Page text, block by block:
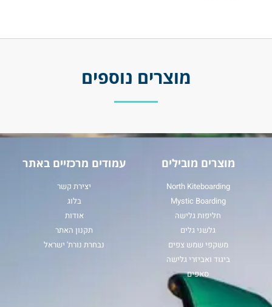
מוצרים נוספים
מוצרים מובילים
North Kiteboarding
Mystic Boarding
חליפות גלישה
גלשני גלים
משקפי שמש צפים
ביגוד ואביזרי גלישה
סאפים
עמודים מרכזיים באתר
יצירת קשר
בלוג
אודות
תקנון האתר
נבחרת נורת' ישראל